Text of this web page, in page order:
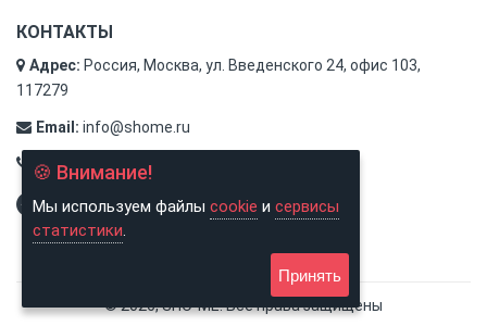
🍪 Внимание!
Мы используем файлы cookie и сервисы
статистики.
Принять
КОНТАКТЫ
Адрес: Россия, Москва, ул. Введенского 24, офис 103,
117279
Email: info@shome.ru
Тел.: 8 (800) 500-31-78
© 2026, SHO-ME. Все права защищены